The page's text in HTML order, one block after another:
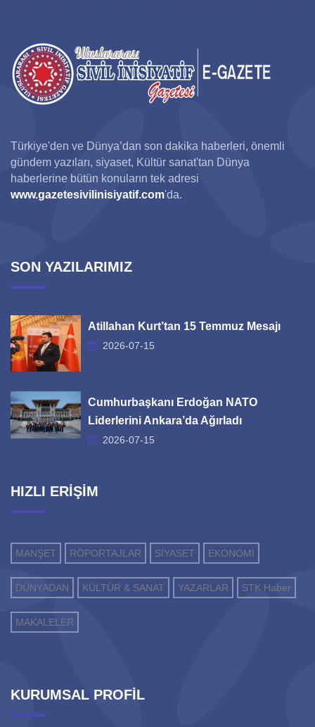
Türkiye'den ve Dünya’dan son dakika haberleri, önemli
gündem yazıları, siyaset, Kültür sanat'tan Dünya
haberlerine bütün konuların tek adresi
www.gazetesivilinisiyatif.com'da.
SON YAZILARIMIZ
Atillahan Kurt’tan 15 Temmuz Mesajı
2026-07-15
Cumhurbaşkanı Erdoğan NATO
Liderlerini Ankara’da Ağırladı
2026-07-15
HIZLI ERİŞİM
MANŞET RÖPORTAJLAR SİYASET EKONOMİ
DÜNYADAN KÜLTÜR & SANAT YAZARLAR STK Haber
MAKALELER
KURUMSAL PROFİL